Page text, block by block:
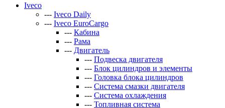
Iveco
--- Iveco Daily
--- Iveco EuroCargo
--- Кабина
--- Рама
--- Двигатель
--- Подвеска двигателя
--- Блок цилиндров и элементы
--- Головка блока цилиндров
--- Система смазки двигателя
--- Система охлаждения
--- Топливная система